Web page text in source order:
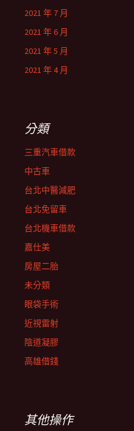
2021 年 7 月
2021 年 6 月
2021 年 5 月
2021 年 4 月
分類
三重汽車借款
中古車
台北中醫減肥
台北免留車
台北機車借款
嘉仕美
房屋二胎
未分類
眼袋手術
近視雷射
陰道凝膠
高雄借錢
其他操作